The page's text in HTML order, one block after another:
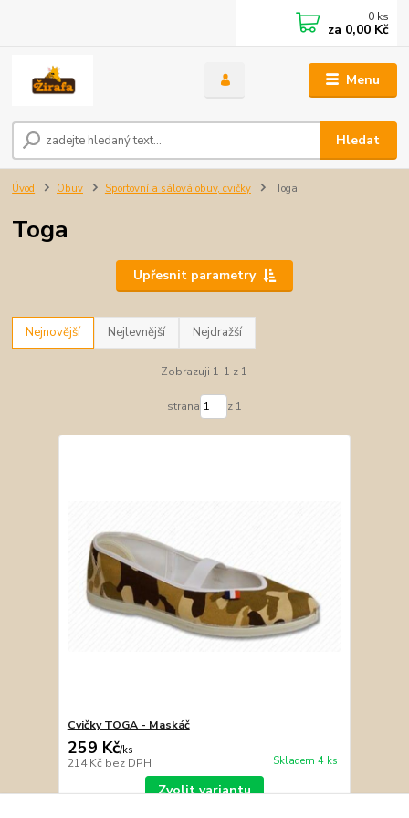
Menu
Hledat
0 ks
za 0,00 Kč
Úvod Obuv Sportovní a sálová obuv, cvičky Toga
Toga
Upřesnit parametry
Nejnovější Nejlevnější Nejdražší
Zobrazuji 1-1 z 1
strana z 1
Cvičky TOGA - Maskáč
259 Kč/ks
214 Kč bez DPH Skladem 4 ks
Zvolit variantu